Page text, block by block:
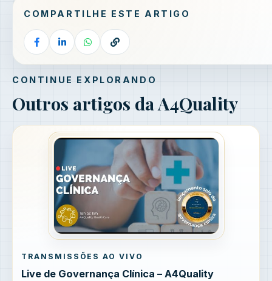
COMPARTILHE ESTE ARTIGO
CONTINUE EXPLORANDO
Outros artigos da A4Quality
TRANSMISSÕES AO VIVO
Live de Governança Clínica – A4Quality